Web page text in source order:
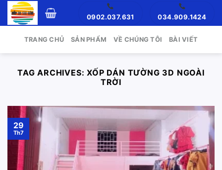
Skip
0902.037.631 034.909.1424
TRANG CHỦ SẢN PHẨM VỀ CHÚNG TÔI BÀI VIẾT
TAG ARCHIVES:XỐP DÁN TƯỜNG 3D NGOÀI
TRỜI
29
Th7